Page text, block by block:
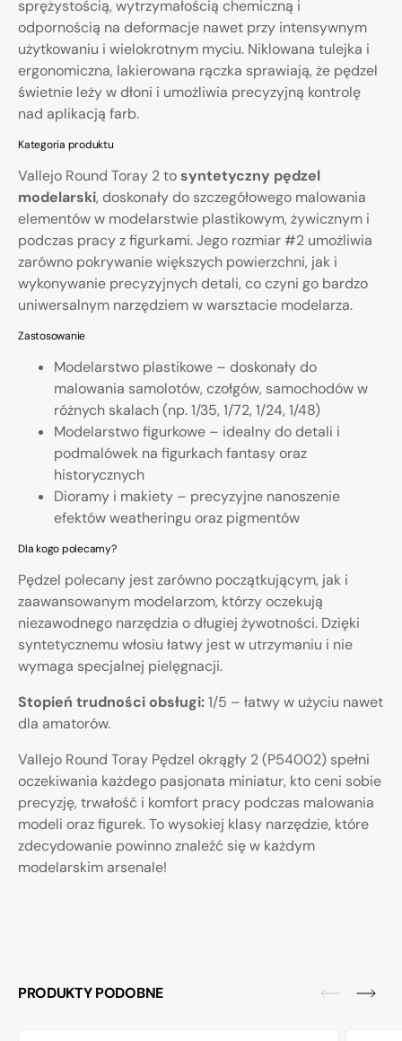
sprężystością, wytrzymałością chemiczną i
odpornością na deformacje nawet przy intensywnym
użytkowaniu i wielokrotnym myciu. Niklowana tulejka i
ergonomiczna, lakierowana rączka sprawiają, że pędzel
świetnie leży w dłoni i umożliwia precyzyjną kontrolę
nad aplikacją farb.
Kategoria produktu
Vallejo Round Toray 2 tosyntetyczny pędzel
modelarski, doskonały do szczegółowego malowania
elementów w modelarstwie plastikowym, żywicznym i
podczas pracy z figurkami. Jego rozmiar #2 umożliwia
zarówno pokrywanie większych powierzchni, jak i
wykonywanie precyzyjnych detali, co czyni go bardzo
uniwersalnym narzędziem w warsztacie modelarza.
Zastosowanie
Modelarstwo plastikowe – doskonały do
malowania samolotów, czołgów, samochodów w
różnych skalach (np. 1/35, 1/72, 1/24, 1/48)
Modelarstwo figurkowe – idealny do detali i
podmalówek na figurkach fantasy oraz
historycznych
Dioramy i makiety – precyzyjne nanoszenie
efektów weatheringu oraz pigmentów
Dla kogo polecamy?
Pędzel polecany jest zarówno początkującym, jak i
zaawansowanym modelarzom, którzy oczekują
niezawodnego narzędzia o długiej żywotności. Dzięki
syntetycznemu włosiu łatwy jest w utrzymaniu i nie
wymaga specjalnej pielęgnacji.
Stopień trudności obsługi:1/5 – łatwy w użyciu nawet
dla amatorów.
Vallejo Round Toray Pędzel okrągły 2 (P54002) spełni
oczekiwania każdego pasjonata miniatur, kto ceni sobie
precyzję, trwałość i komfort pracy podczas malowania
modeli oraz figurek. To wysokiej klasy narzędzie, które
zdecydowanie powinno znaleźć się w każdym
modelarskim arsenale!
PRODUKTY PODOBNE